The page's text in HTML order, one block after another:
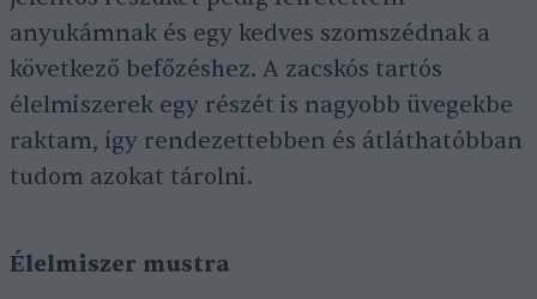
anyukámnak és egy kedves szomszédnak a
következő befőzéshez. A zacskós tartós
élelmiszerek egy részét is nagyobb üvegekbe
raktam, így rendezettebben és átláthatóbban
tudom azokat tárolni.
Élelmiszer mustra